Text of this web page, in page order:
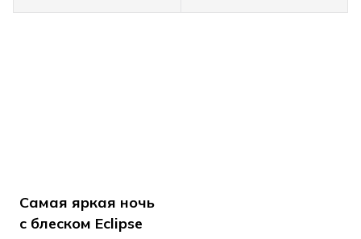
Самая яркая ночь
с блеском Eclipse